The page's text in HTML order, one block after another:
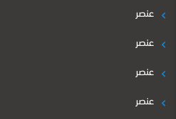
عنصر
عنصر
عنصر
عنصر